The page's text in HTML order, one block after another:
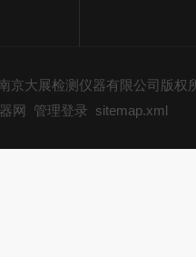
京大展检测仪器有限公司版权
网
管理登录 sitemap.xml